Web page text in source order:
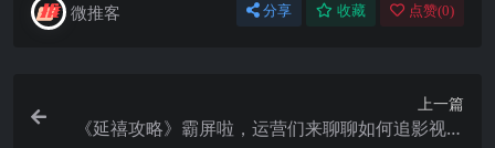
微推客 分享 收藏 点赞(0)
上一篇
《延禧攻略》霸屏啦，运营们来聊聊如何追影视热